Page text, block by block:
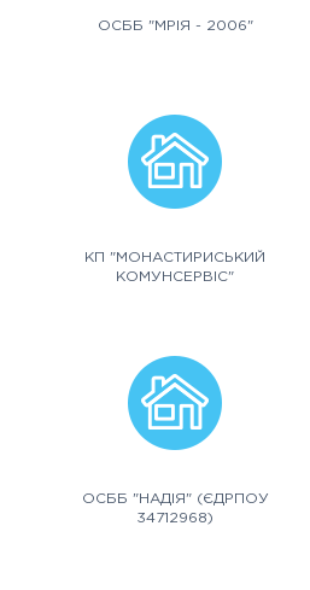
ОСББ "МРІЯ - 2006"
КП "МОНАСТИРИСЬКИЙ
КОМУНСЕРВІС"
ОСББ "НАДІЯ" (ЄДРПОУ
34712968)